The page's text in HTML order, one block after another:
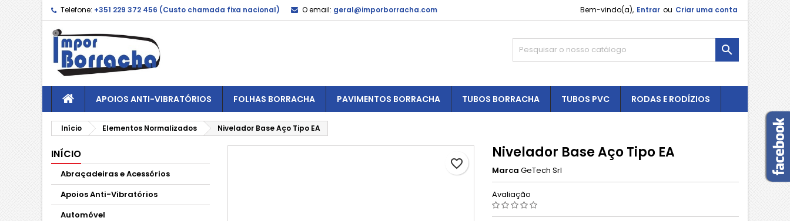
Telefone: +351 229 372 456 (Custo chamada fixa nacional) O email: geral@imporborracha.com Bem-vindo(a), Entrar ou Criar uma conta

APOIOS ANTI-VIBRATÓRIOS FOLHAS BORRACHA PAVIMENTOS BORRACHA TUBOS BORRACHA TUBOS PVC RODAS E RODÍZIOS
Início Elementos Normalizados Nivelador Base Aço Tipo EA
INÍCIO
Abraçadeiras e Acessórios
Apoios Anti-Vibratórios
Automóvel
favorite_border
Nivelador Base Aço Tipo EA
Marca GeTech Srl
Avaliação